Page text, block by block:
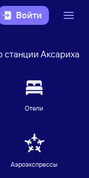
Войти
станции Аксариха
Отели
Аэроэкспрессы